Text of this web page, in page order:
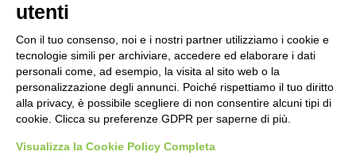
Calcola
Scorporo IVA
utenti
Con il tuo consenso, noi e i nostri partner utilizziamo i cookie e
tecnologie simili per archiviare, accedere ed elaborare i dati
personali come, ad esempio, la visita al sito web o la
personalizzazione degli annunci. Poiché rispettiamo il tuo diritto
alla privacy, è possibile scegliere di non consentire alcuni tipi di
cookie. Clicca su preferenze GDPR per saperne di più.
Visualizza la Cookie Policy Completa